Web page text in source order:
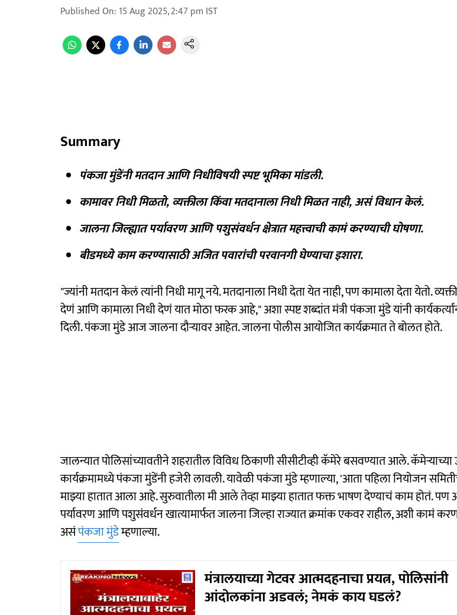
Published On: 15 Aug 2025, 2:47 pm IST
Summary
पंकजा मुंडेंनी मतदान आणि निधीविषयी स्पष्ट भूमिका मांडली.
कामावर निधी मिळतो, व्यक्तीला किंवा मतदानाला निधी मिळत नाही, असं विधान केलं.
जालना जिल्ह्यात पर्यावरण आणि पशुसंवर्धन क्षेत्रात महत्त्वाची कामं करण्याची घोषणा.
बीडमध्ये काम करण्यासाठी अजित पवारांची परवानगी घेण्याचा इशारा.
"ज्यांनी मतदान केलं त्यांनी निधी मागू नये. मतदानाला निधी देता येत नाही, पण कामाला देता येतो.
देणं आणि कामाला निधी देणं यात मोठा फरक आहे," अशा स्पष्ट शब्दांत मंत्री पंकजा मुंडे यांनी
दिली. पंकजा मुंडे आज जालना दौऱ्यावर आहेत. जालना पोलीस आयोजित कार्यक्रमात ते बोलत होते.
जालन्यात पोलिसांच्यावतीने शहरातील विविध ठिकाणी सीसीटीव्ही कॅमेरे बसवण्यात आले.
कार्यक्रमामध्ये पंकजा मुंडेंनी हजेरी लावली. यावेळी पकंजा मुंडे म्हणाल्या, 'आता पहिला नियोजन
माझ्या हातात आला आहे. सुरुवातीला मी आले तेव्हा माझ्या हातात फक्त भाषण देण्याचं काम होतं. पण
पर्यावरण आणि पशुसंवर्धन खात्यामार्फत जालना जिल्हा राज्यात क्रमांक एकवर राहील, अशी कामं
असंपंकजा मुंडेम्हणाल्या.
मंत्रालयाच्या गेटवर आत्मदहनाचा प्रयत्न, पोलिसांनी
आंदोलकांना अडवलं; नेमकं काय घडलं?